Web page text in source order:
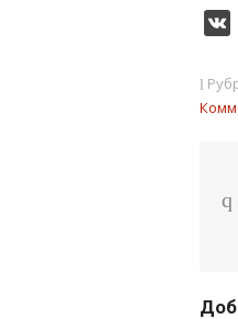
по